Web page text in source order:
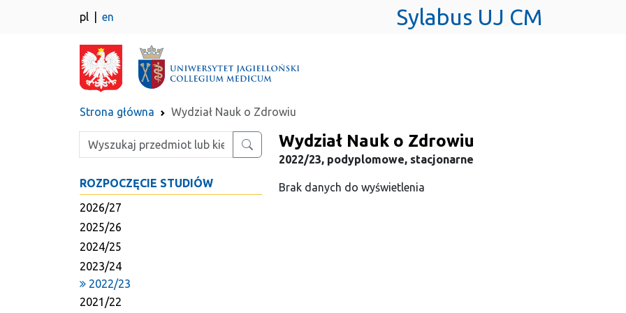
pl en Sylabus UJ CM
Strona główna Wydział Nauk o Zdrowiu
Wpisz szukaną frazę
ROZPOCZĘCIE STUDIÓW
2026/27
2025/26
2024/25
2023/24
2022/23
2021/22
Wydział Nauk o Zdrowiu
2022/23, podyplomowe, stacjonarne
Brak danych do wyświetlenia